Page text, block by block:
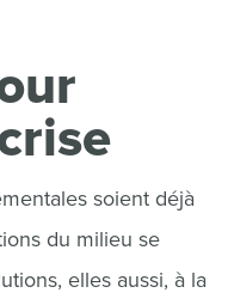
soient déjà
du milieu se
elles aussi, à la